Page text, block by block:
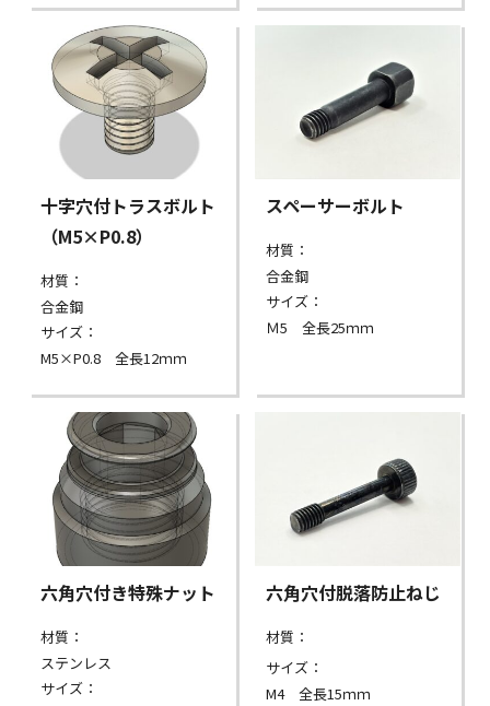
十字穴付トラスボルト
（M5×P0.8）
材質：
合金鋼
サイズ：
M5×P0.8 全長12ｍｍ
スペーサーボルト
材質：
合金鋼
サイズ：
Ｍ5 全長25ｍｍ
六角穴付き特殊ナット
材質：
ステンレス
サイズ：
六角穴付脱落防止ねじ
材質：
サイズ：
M4 全長15ｍｍ